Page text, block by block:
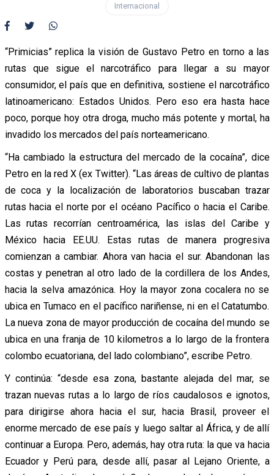
Internacional
“Primicias” replica la visión de Gustavo Petro en torno a las
rutas que sigue el narcotráfico para llegar a su mayor
consumidor, el país que en definitiva, sostiene el narcotráfico
latinoamericano: Estados Unidos. Pero eso era hasta hace
poco, porque hoy otra droga, mucho más potente y mortal, ha
invadido los mercados del país norteamericano.
“Ha cambiado la estructura del mercado de la cocaína”, dice
Petro en la red X (ex Twitter). “Las áreas de cultivo de plantas
de coca y la localización de laboratorios buscaban trazar
rutas hacia el norte por el océano Pacífico o hacia el Caribe.
Las rutas recorrían centroamérica, las islas del Caribe y
México hacia EE.UU. Estas rutas de manera progresiva
comienzan a cambiar. Ahora van hacia el sur. Abandonan las
costas y penetran al otro lado de la cordillera de los Andes,
hacia la selva amazónica. Hoy la mayor zona cocalera no se
ubica en Tumaco en el pacífico nariñense, ni en el Catatumbo.
La nueva zona de mayor producción de cocaína del mundo se
ubica en una franja de 10 kilometros a lo largo de la frontera
colombo ecuatoriana, del lado colombiano”, escribe Petro.
Y continúa: “desde esa zona, bastante alejada del mar, se
trazan nuevas rutas a lo largo de ríos caudalosos e ignotos,
para dirigirse ahora hacia el sur, hacia Brasil, proveer el
enorme mercado de ese país y luego saltar al África, y de allí
continuar a Europa. Pero, además, hay otra ruta: la que va hacia
Ecuador y Perú para, desde allí, pasar al Lejano Oriente, a